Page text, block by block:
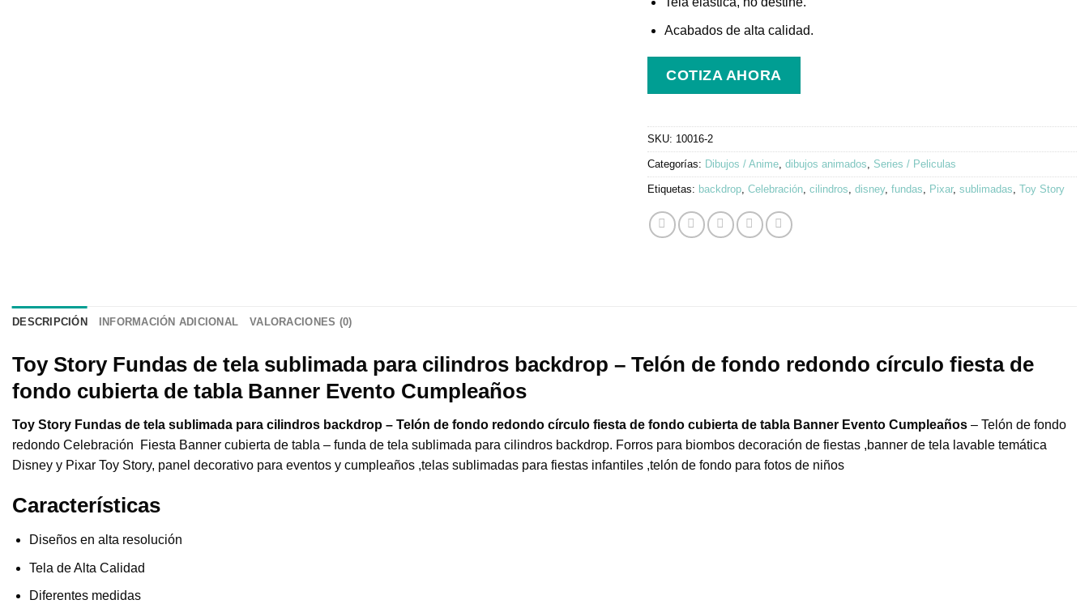
Acabados de alta calidad.
COTIZA AHORA
SKU: 10016-2
Categorías: Dibujos / Anime dibujos animados Series / Peliculas
Etiquetas: backdrop Celebración cilindros disney, fundas Pixar, sublimadas Toy Story
DESCRIPCIÓN INFORMACIÓN ADICIONAL VALORACIONES (0)
Toy Story Fundas de tela sublimada para cilindros backdrop – Telón de fondo redondo círculo fiesta de
fondo cubierta de tabla Banner Evento Cumpleaños
Toy Story Fundas de tela sublimada para cilindros backdrop – Telón de fondo redondo círculo fiesta de fondo cubierta de tabla Banner Evento Cumpleaños – Telón de fondo
redondo Celebración Fiesta Banner cubierta de tabla – funda de tela sublimada para cilindros backdrop. Forros para biombos decoración de fiestas ,banner de tela lavable temática
Disney y Pixar Toy Story, panel decorativo para eventos y cumpleaños ,telas sublimadas para fiestas infantiles ,telón de fondo para fotos de niños
Características
Diseños en alta resolución
Tela de Alta Calidad
Diferentes medidas